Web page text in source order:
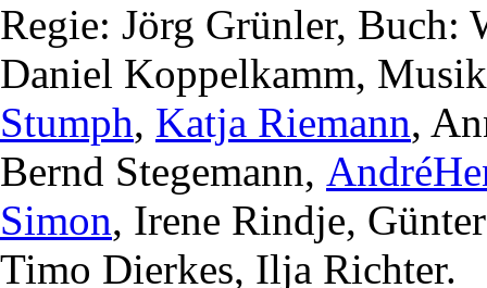
Regie: Jörg Grünler, Buch:
Daniel Koppelkamm,
Stumph, Katja Riemann,
Bernd Stegemann,
Simon, Irene Rindje,
Timo Dierkes, Ilja Richter.